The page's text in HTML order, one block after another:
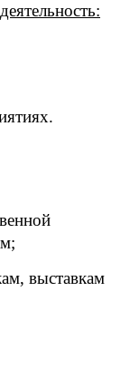
выставкам